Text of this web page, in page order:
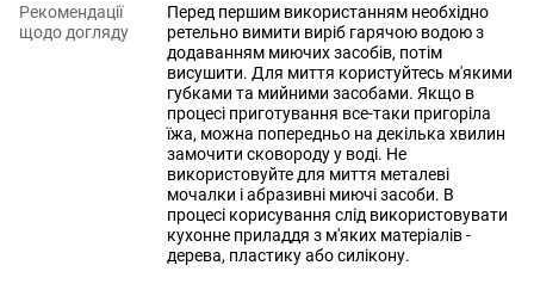
Рекомендації
щодо догляду
Перед першим використанням необхідно
ретельно вимити виріб гарячою водою з
додаванням миючих засобів, потім
висушити. Для миття користуйтесь м'якими
губками та мийними засобами. Якщо в
процесі приготування все-таки пригоріла
їжа, можна попередньо на декілька хвилин
замочити сковороду у воді. Не
використовуйте для миття металеві
мочалки і абразивні миючі засоби. В
процесі корисування слід використовувати
кухонне приладдя з м'яких матеріалів -
дерева, пластику або силікону.